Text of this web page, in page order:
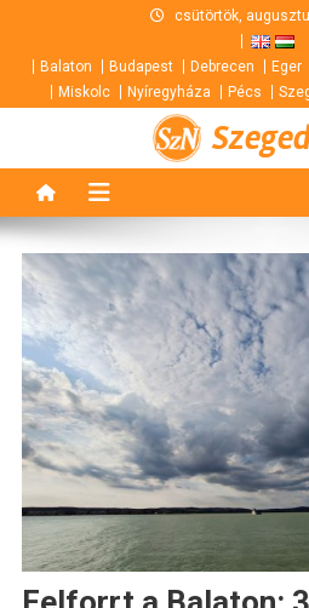
content
csütörtök,
Balaton Budapest Debrecen Eger
Miskolc
Nyíregyháza Pécs